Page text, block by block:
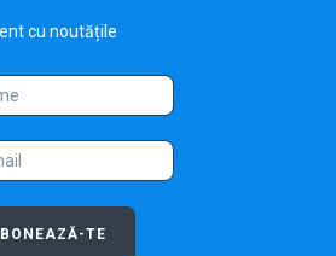
cu noutățile
TE